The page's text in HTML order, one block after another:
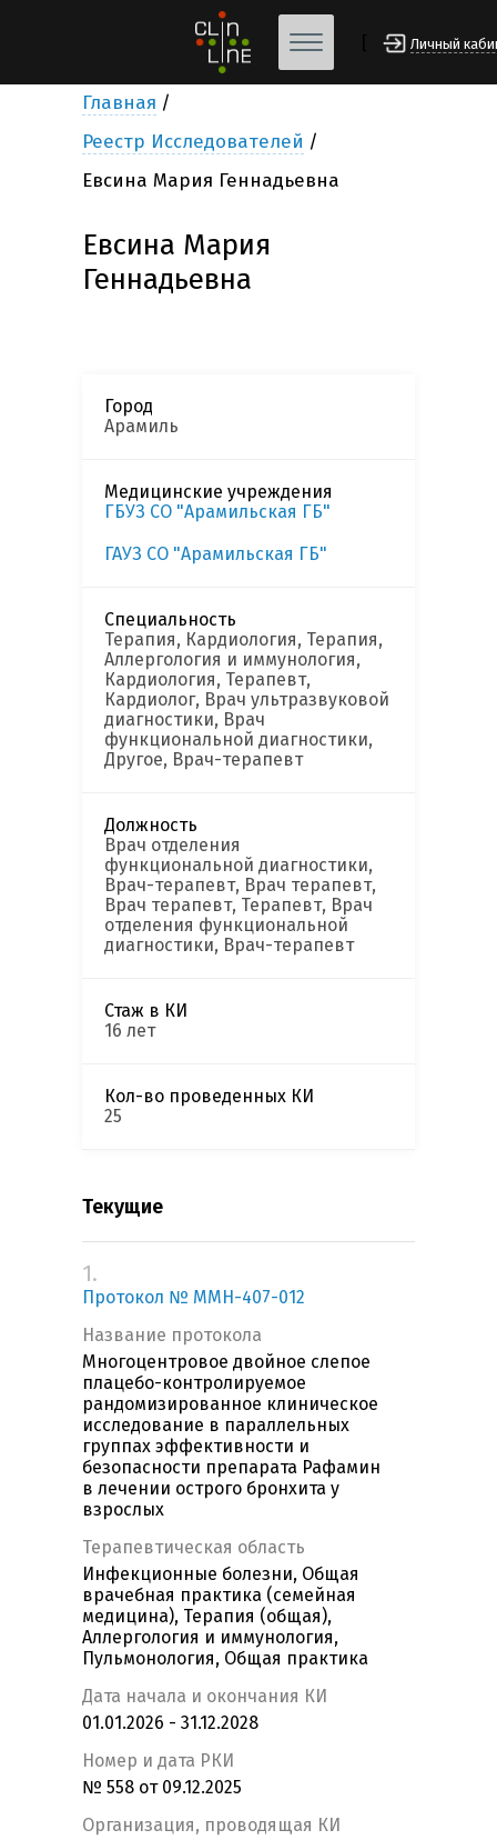
Личный
Главная
Реестр Исследователей
Евсина Мария Геннадьевна
Евсина Мария
Геннадьевна
Город
Арамиль
Медицинские учреждения
ГБУЗ СО "Арамильская ГБ"
ГАУЗ СО "Арамильская ГБ"
Специальность
Терапия, Кардиология, Терапия,
Аллергология и иммунология,
Кардиология, Терапевт,
Кардиолог, Врач ультразвуковой
диагностики, Врач
функциональной диагностики,
Другое, Врач-терапевт
Должность
Врач отделения
функциональной диагностики,
Врач-терапевт, Врач терапевт,
Врач терапевт, Терапевт, Врач
отделения функциональной
диагностики, Врач-терапевт
Стаж в КИ
16 лет
Кол-во проведенных КИ
25
Текущие
1.
Протокол № MMH-407-012
Название протокола
Многоцентровое двойное слепое
плацебо-контролируемое
рандомизированное клиническое
исследование в параллельных
группах эффективности и
безопасности препарата Рафамин
в лечении острого бронхита у
взрослых
Терапевтическая область
Инфекционные болезни, Общая
врачебная практика (семейная
медицина), Терапия (общая),
Аллергология и иммунология,
Пульмонология, Общая практика
Дата начала и окончания КИ
01.01.2026 - 31.12.2028
Номер и дата РКИ
№ 558 от 09.12.2025
Организация, проводящая КИ